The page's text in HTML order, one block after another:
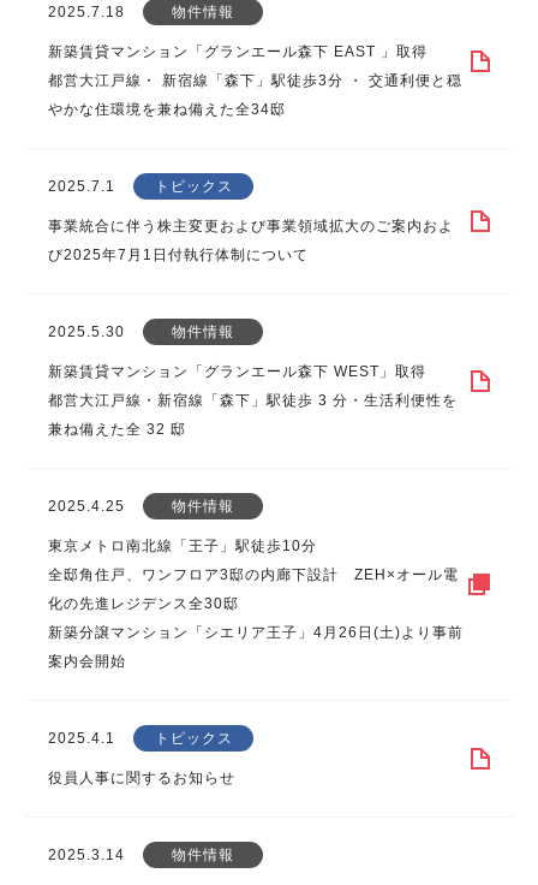
2025.7.18 物件情報
新築賃貸マンション「グランエール森下 EAST 」取得
都営大江戸線・ 新宿線「森下」駅徒歩3分 ・ 交通利便と穏
やかな住環境を兼ね備えた全34邸
2025.7.1 トピックス
事業統合に伴う株主変更および事業領域拡大のご案内およ
び2025年7月1日付執行体制について
2025.5.30 物件情報
新築賃貸マンション「グランエール森下 WEST」取得
都営大江戸線・新宿線「森下」駅徒歩 3 分・生活利便性を
兼ね備えた全 32 邸
2025.4.25 物件情報
東京メトロ南北線「王子」駅徒歩10分
全邸角住戸、ワンフロア3邸の内廊下設計 ZEH×オール電
化の先進レジデンス全30邸
新築分譲マンション「シエリア王子」4月26日(土)より事前
案内会開始
2025.4.1 トピックス
役員人事に関するお知らせ
2025.3.14 物件情報